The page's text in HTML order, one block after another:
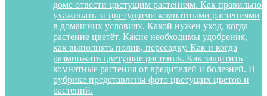
доме отвести цветущим растениям. Как правильно
ухаживать за цветущими комнатными растениями
в домашних условиях. Какой нужен уход, когда
растение цветёт. Какие необходимы удобрения,
как выполнять полив, пересадку. Как и когда
размножать цветущие растения. Как защитить
комнатные растения от вредителей и болезней. В
рубрике представлены фото цветущих цветов и
растений.